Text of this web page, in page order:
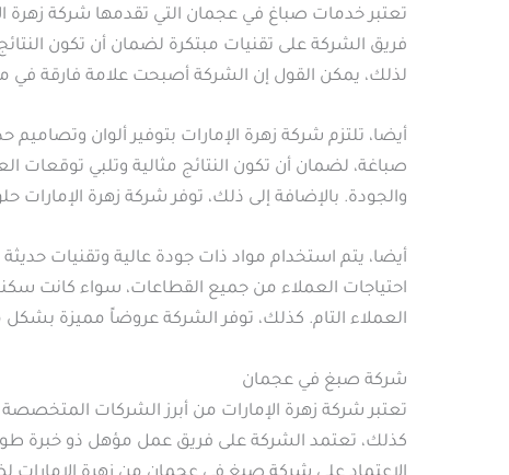
تعتبر خدمات صباغ في عجمان التي تقدمها شركة زهرة
فريق الشركة على تقنيات مبتكرة لضمان أن تكون
لذلك، يمكن القول إن الشركة أصبحت علامة فارقة في
أيضا، تلتزم شركة زهرة الإمارات بتوفير ألوان
صباغة، لضمان أن تكون النتائج مثالية وتلبي توقعات
والجودة. بالإضافة إلى ذلك، توفر شركة زهرة الإمارات
أيضا، يتم استخدام مواد ذات جودة عالية وتقنيات
احتياجات العملاء من جميع القطاعات، سواء كانت
العملاء التام. كذلك، توفر الشركة عروضاً مميزة
شركة صبغ في عجمان
تعتبر شركة زهرة الإمارات من أبرز الشركات
كذلك، تعتمد الشركة على فريق عمل مؤهل ذو خبرة